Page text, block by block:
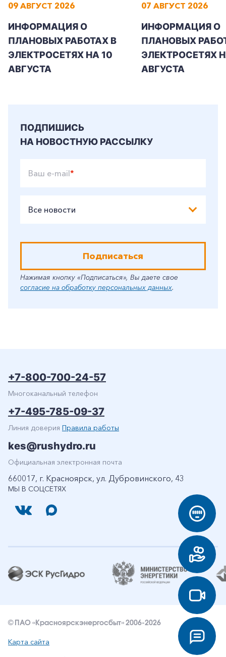
09 АВГУСТ 2026
ИНФОРМАЦИЯ О
ПЛАНОВЫХ РАБОТАХ В
ЭЛЕКТРОСЕТЯХ НА 10
АВГУСТА
07 АВГУСТ 2026
ИНФОРМАЦИЯ О
ПЛАНОВЫХ
ЭЛЕКТРОСЕТЯХ
АВГУСТА
ПОДПИШИСЬ
НА НОВОСТНУЮ РАССЫЛКУ
Ваш e-mail*
Все новости
Подписаться
Нажимая кнопку «Подписаться», Вы даете свое
согласие на обработку персональных данных.
МЫ В СОЦСЕТЯХ
+7-800-700-24-57
Многоканальный телефон
+7-495-785-09-37
Линия доверия Правила работы
kes@rushydro.ru
Официальная электронная почта
660017, г. Красноярск, ул. Дубровинского, 43
© ПАО «Красноярскэнергосбыт» 2006-2026
Карта сайта